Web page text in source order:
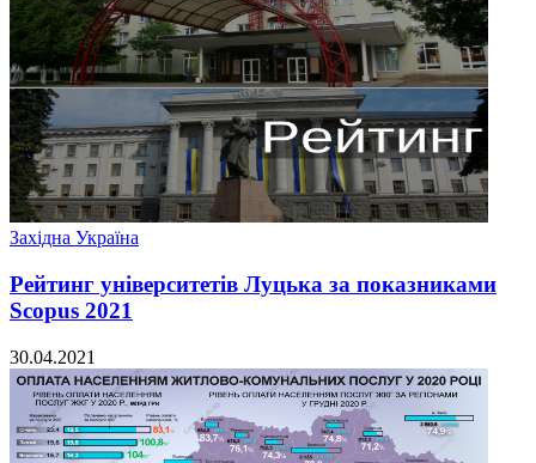
Західна Україна
Рейтинг університетів Луцька за показниками
Scopus 2021
30.04.2021